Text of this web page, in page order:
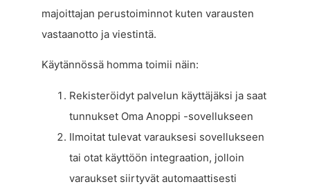
majoittajan perustoiminnot kuten varausten
vastaanotto ja viestintä.
Käytännössä homma toimii näin:
Rekisteröidyt palvelun käyttäjäksi ja saat
tunnukset Oma Anoppi -sovellukseen
Ilmoitat tulevat varauksesi sovellukseen
tai otat käyttöön integraation, jolloin
varaukset siirtyvät automaattisesti